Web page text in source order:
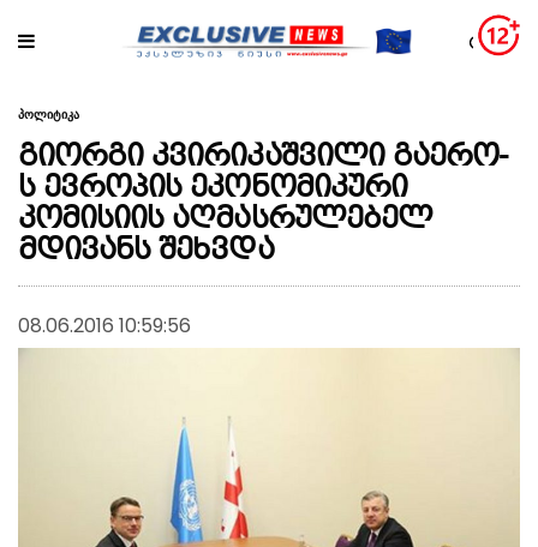
პოლიტიკა
გიორგი კვირიკაშვილი გაერო-
ს ევროპის ეკონომიკური
კომისიის აღმასრულებელ
მდივანს შეხვდა
08.06.2016 10:59:56